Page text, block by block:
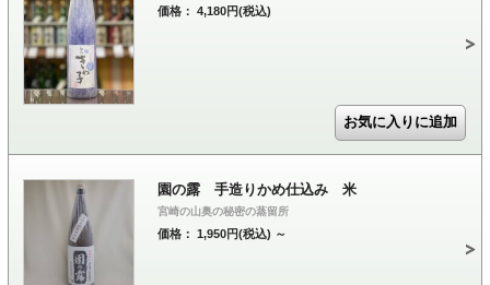
価格： 4,180円(税込)
園の露 手造りかめ仕込み 米
宮崎の山奥の秘密の蒸留所
価格： 1,950円(税込) ～